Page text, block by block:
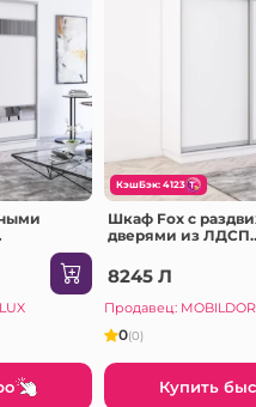
КэшБэк: 4123
Шкаф Fox с
дверями из ЛДСП
8245 Л
Продавец:
0(0)
Купить